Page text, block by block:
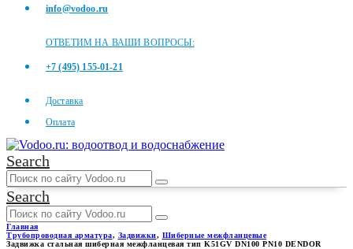
info@vodoo.ru
ОТВЕТИМ НА ВАШИ ВОПРОСЫ:
+7 (495) 155-01-21
Доставка
Оплата
Search
Search
Главная
Трубопроводная арматура, Задвижки, Шиберные межфланцевые
Задвижка стальная шиберная межфланцевая тип K51GV DN100 PN10 DENDOR